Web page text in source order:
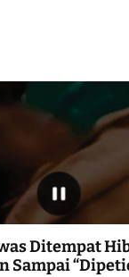
Ditempat
Sampai